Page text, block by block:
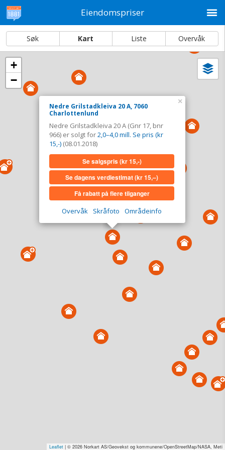
Eiendomspriser
Søk Kart Liste Overvåk
Dato og sortering
Nedre Grilstadkleiva 20 A, 7060
Charlottenlund
08.01.2018
2,0–4,0 mill. Se pris (kr 15,-)
Bolig. Gnr 17 - Bnr 966
Se salgspris(kr 15,-)
Se dagens verdiestimat(kr 15,–)
Få rabatt på flere tilganger
Overvåk område
Vis alle eiendommer i kartet
Overvåk og varsle om nye salg i området
Dato solgt er tinglyst dato. 1881 publiserer fortløpende mottatte data etter
endringer i offentlige registre.
i
Nedre Grilstadkleiva 20 A, 7060
Charlottenlund
Nedre Grilstadkleiva 20 A (Gnr 17, bnr
966) er solgt for2,0–4,0 mill. Se pris (kr
15,-) (08.01.2018)
Se salgspris(kr 15,-)
Se dagens verdiestimat(kr 15,–)
Få rabatt på flere tilganger
Overvåk
Skråfoto Områdeinfo
×
+
−
Leaflet | © 2026 Norkart AS/Geovekst og kommunene/OpenStreetMap/NASA, Meti